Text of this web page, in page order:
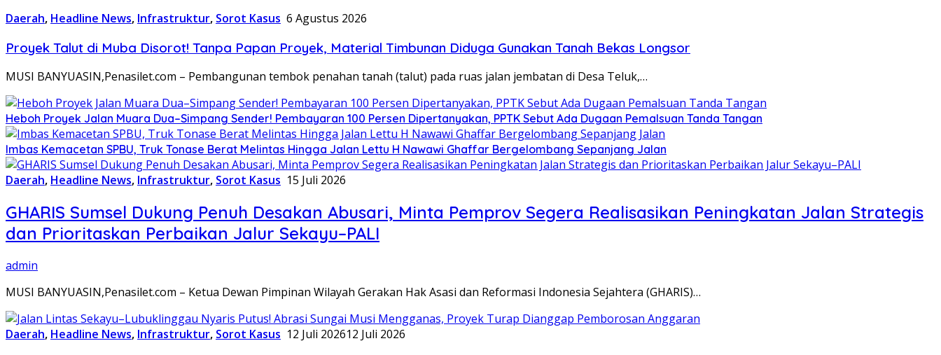
Daerah, Headline News, Infrastruktur, Sorot Kasus 6 Agustus 2026
Proyek Talut di Muba Disorot! Tanpa Papan Proyek, Material Timbunan Diduga Gunakan Tanah Bekas Longsor
MUSI BANYUASIN,Penasilet.com – Pembangunan tembok penahan tanah (talut) pada ruas jalan jembatan di Desa Teluk,…
Heboh Proyek Jalan Muara Dua–Simpang Sender! Pembayaran 100 Persen Dipertanyakan, PPTK Sebut Ada Dugaan Pemalsuan Tanda Tangan
Imbas Kemacetan SPBU, Truk Tonase Berat Melintas Hingga Jalan Lettu H Nawawi Ghaffar Bergelombang Sepanjang Jalan
Daerah, Headline News, Infrastruktur, Sorot Kasus 15 Juli 2026
GHARIS Sumsel Dukung Penuh Desakan Abusari, Minta Pemprov Segera Realisasikan Peningkatan Jalan Strategis
dan Prioritaskan Perbaikan Jalur Sekayu–PALI
admin
MUSI BANYUASIN,Penasilet.com – Ketua Dewan Pimpinan Wilayah Gerakan Hak Asasi dan Reformasi Indonesia Sejahtera (GHARIS)…
Daerah, Headline News, Infrastruktur, Sorot Kasus 12 Juli 202612 Juli 2026